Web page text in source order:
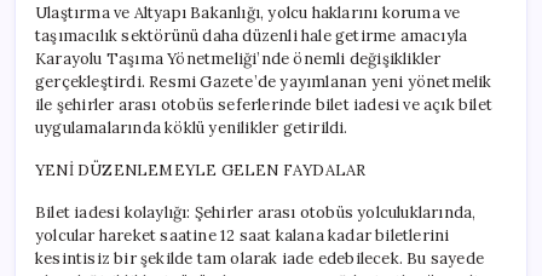
Önce
Tam
İade
Hakkı
için
Ulaştırma ve Altyapı Bakanlığı, yolcu haklarını koruma ve
taşımacılık sektörünü daha düzenli hale getirme amacıyla
Karayolu Taşıma Yönetmeliği’nde önemli değişiklikler
gerçekleştirdi. Resmi Gazete’de yayımlanan yeni yönetmelik
ile şehirler arası otobüs seferlerinde bilet iadesi ve açık bilet
uygulamalarında köklü yenilikler getirildi.
YENİ DÜZENLEMEYLE GELEN FAYDALAR
Bilet iadesi kolaylığı: Şehirler arası otobüs yolculuklarında,
yolcular hareket saatine 12 saat kalana kadar biletlerini
kesintisiz bir şekilde tam olarak iade edebilecek. Bu sayede